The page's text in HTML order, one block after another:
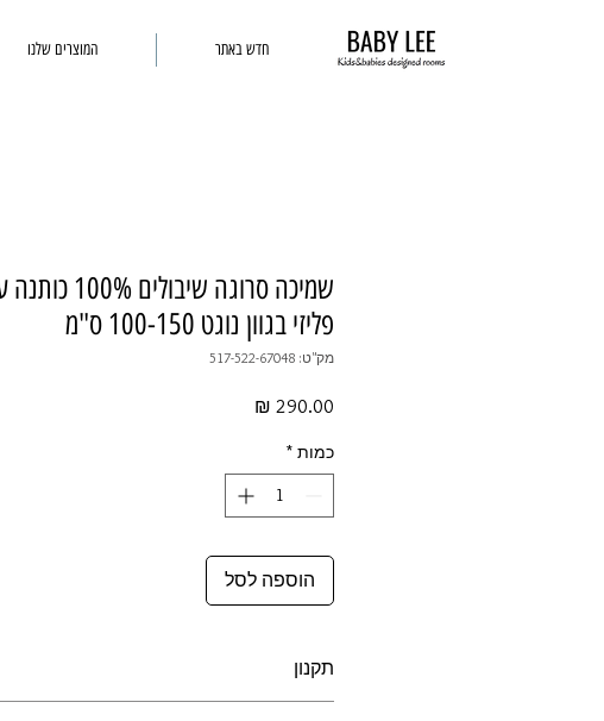
חדש באתר המוצרים שלנו
שמיכה סרוגה
פליזי בגוון נוגט 100-150 ס"מ
מק"ט: 517-522-67048
כמות *
הוספה לסל
תקנון